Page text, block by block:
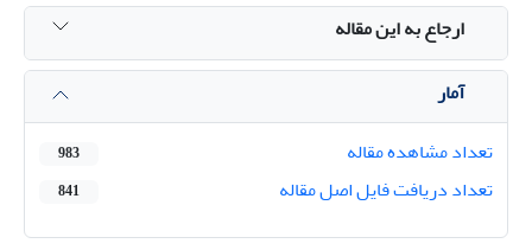
ارجاع به این مقاله
آمار
تعداد مشاهده مقاله
983
تعداد دریافت فایل اصل مقاله 841